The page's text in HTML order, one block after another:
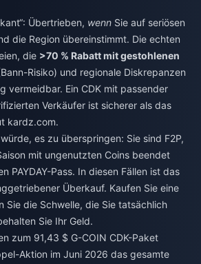
Übertrieben, wenn Sie auf seriösen
die Region übereinstimmt. Die echten
die >70 % Rabatt mit gestohlenen
Risiko) und regionale Diskrepanzen
vermeidbar. Ein CDK mit passender
Verkäufer ist sicherer als das
kardz.com.
es zu überspringen: Sie sind F2P,
mit ungenutzten Coins beendet
PAYDAY-Pass. In diesen Fällen ist das
Überkauf. Kaufen Sie eine
Sie die Schwelle, die Sie tatsächlich
Sie Ihr Geld.
zum 91,43 $ G-COIN CDK-Paket
Aktion im Juni 2026 das gesamte